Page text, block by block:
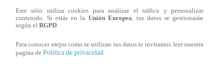
Estados Unidos.
“Nada mejor que disfrutar en familia”, se puede leer en
Este sitio utiliza cookies para analizar el tráfico y personalizar
contenido. Si estás en la Unión Europea , tus datos se gestionarán
según el RGPD
Para conocer mejor como se utilizan tus datos te invitamos leer nuestra
pagina de Política de privacidad